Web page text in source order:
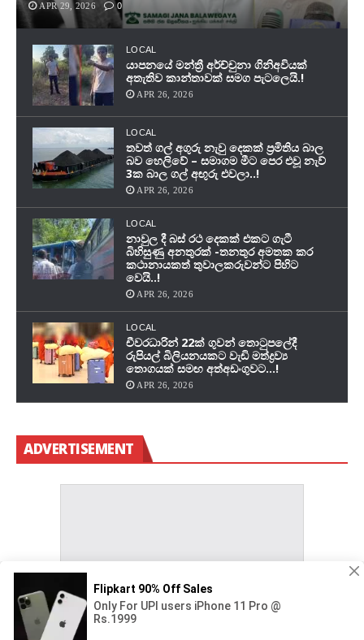
APR 29, 2026 0
LOCAL
යාපනයේ මන්ත්‍රී අර්ච්චුනා ගිනිඅවියක්
අතැතිව කාන්තාවක් සමග පැටලෙයි.!
APR 26, 2026
LOCAL
තවත් ගල් අගුරු නැවු දෙකක් ප‍්‍රමිතිය බාල
බව හෙලිවේ – සමාගම මීට පෙර එවූ නැව්
3ක බාල ගල් අඟුරු එවලා..!
APR 26, 2026
LOCAL
නාවුල දී බස් රථ දෙකක් එකට ගැටී
බිහිසුණු අනතුරක් -තනතුර අමතක කර
කථානායකත් තුවාලකරුවන්ට පිහිට
වෙයි..!
APR 26, 2026
LOCAL
චීවරධාරින් 22ක් ගුවන් තොටුපලේදී
රුපියල් බිලියනයකට වැඩි මත්ද්‍රව්‍ය
තොගයක් සමඟ අත්අඩංගුවට…!
APR 26, 2026
ADVERTISEMENT